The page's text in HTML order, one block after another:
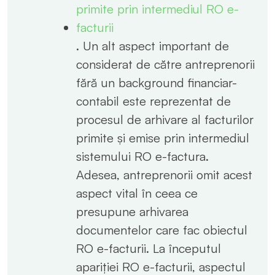
primite prin intermediul RO e-
facturii
. Un alt aspect important de
considerat de către antreprenorii
fără un background financiar-
contabil este reprezentat de
procesul de arhivare al facturilor
primite și emise prin intermediul
sistemului RO e-factura.
Adesea, antreprenorii omit acest
aspect vital în ceea ce
presupune arhivarea
documentelor care fac obiectul
RO e-facturii. La începutul
apariției RO e-facturii, aspectul